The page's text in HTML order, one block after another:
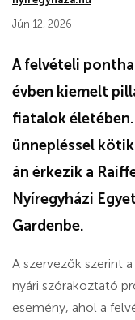
Jún 12, 2026
A felvételi
évben kiemelt
fiatalok
ünnepléssel
án érkezik a
Nyíregyházi
Gardenbe.
A szervezők szerint
nyári szórakoztató
esemény, ahol a